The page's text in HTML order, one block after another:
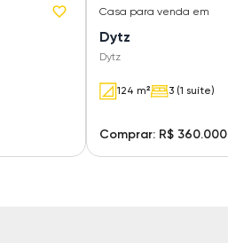
Casa para venda em
Dytz
Dytz
124 m² 3 (1 suíte)
Comprar: R$ 360.000